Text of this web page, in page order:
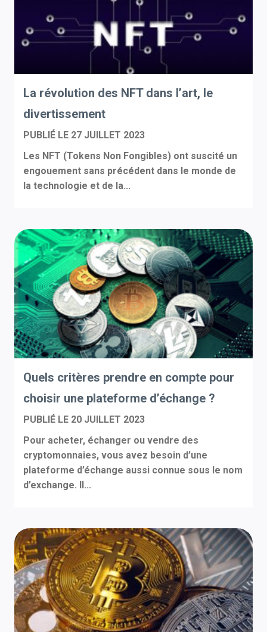
La révolution des NFT dans l’art, le
divertissement
PUBLIÉ LE 27 JUILLET 2023
Les NFT (Tokens Non Fongibles) ont suscité un
engouement sans précédent dans le monde de
la technologie et de la...
Quels critères prendre en compte pour
choisir une plateforme d’échange ?
PUBLIÉ LE 20 JUILLET 2023
Pour acheter, échanger ou vendre des
cryptomonnaies, vous avez besoin d’une
plateforme d’échange aussi connue sous le nom
d’exchange. Il...